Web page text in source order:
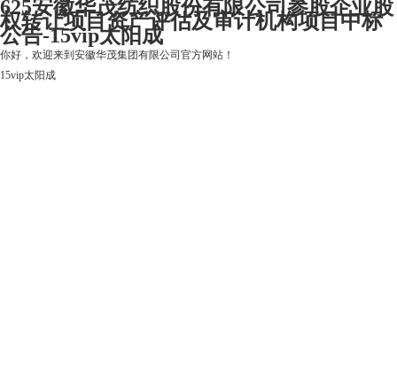
625安徽华茂纺织股份有限公司参股企业股
权转让项目资产评估及审计机构项目中标
公告-15vip太阳成
你好，欢迎来到安徽华茂集团有限公司官方网站！
15vip太阳成